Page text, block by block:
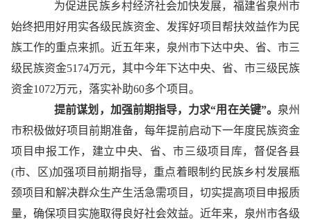
为促进民族乡村经济社会加快发展，福建省泉州市
始终把用好用实各级民族资金、发挥好项目帮扶效益作为民
族工作的重点来抓。近五年来，泉州市下达中央、省、市三
级民族资金5174万元，其中今年下达中央、省、市三级民族
资金1072万元，落实补助60多个项目。
提前谋划，加强前期指导，力求“用在关键”。 泉州
市积极做好项目前期准备，每年提前启动下一年度民族资金
项目申报工作，建立中央、省、市三级项目库，督促各县
(市、区)加强项目前期指导，重点着眼制约民族乡村发展瓶
颈项目和解决群众生产生活急需项目，切实提高项目申报质
量，确保项目实施取得良好社会效益。近年来，泉州市各级